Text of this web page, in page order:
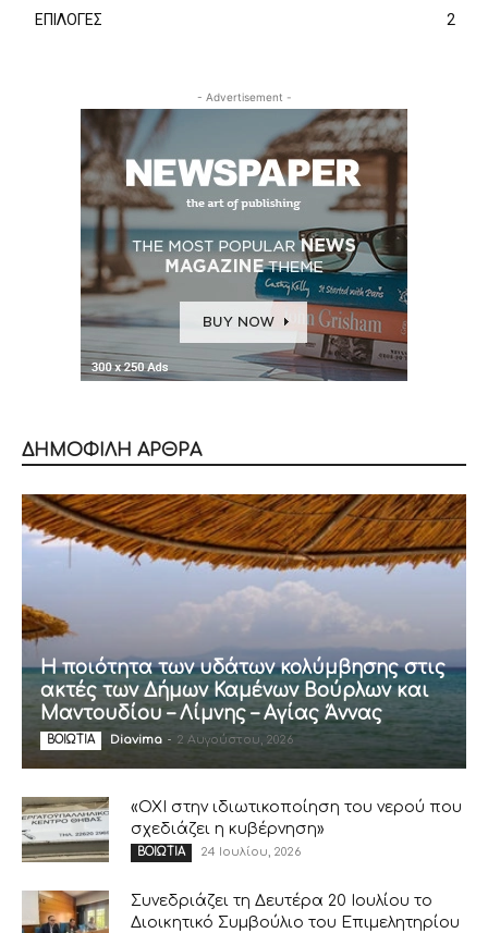
ΕΠΙΛΟΓΕΣ 2
- Advertisement -
ΔΗΜΟΦΙΛΗ ΑΡΘΡΑ
Η ποιότητα των υδάτων κολύμβησης στις
ακτές των Δήμων Καμένων Βούρλων και
Μαντουδίου – Λίμνης – Αγίας Άννας
ΒΟΙΩΤΙΑ Diavima - 2 Αυγούστου, 2026
«ΟΧΙ στην ιδιωτικοποίηση του νερού που
σχεδιάζει η κυβέρνηση»
ΒΟΙΩΤΙΑ 24 Ιουλίου, 2026
Συνεδριάζει τη Δευτέρα 20 Ιουλίου το
Διοικητικό Συμβούλιο του Επιμελητηρίου